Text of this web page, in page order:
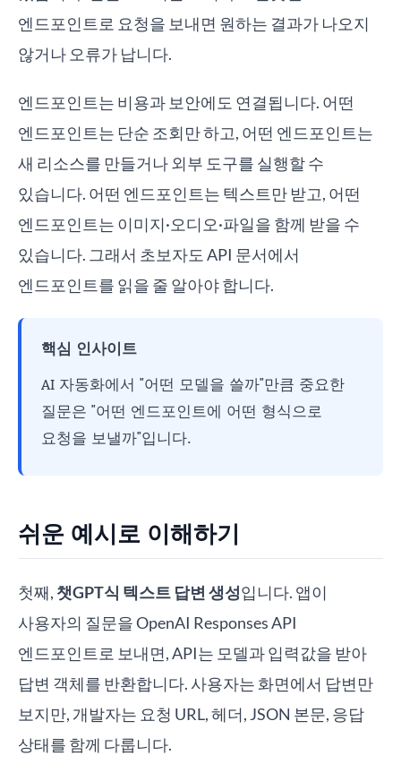
엔드포인트로 요청을 보내면 원하는 결과가 나오지
않거나 오류가 납니다.
엔드포인트는 비용과 보안에도 연결됩니다. 어떤
엔드포인트는 단순 조회만 하고, 어떤 엔드포인트는
새 리소스를 만들거나 외부 도구를 실행할 수
있습니다. 어떤 엔드포인트는 텍스트만 받고, 어떤
엔드포인트는 이미지·오디오·파일을 함께 받을 수
있습니다. 그래서 초보자도 API 문서에서
엔드포인트를 읽을 줄 알아야 합니다.
핵심 인사이트
AI 자동화에서 "어떤 모델을 쓸까"만큼 중요한
질문은 "어떤 엔드포인트에 어떤 형식으로
요청을 보낼까"입니다.
쉬운 예시로 이해하기
첫째,챗GPT식 텍스트 답변 생성입니다. 앱이
사용자의 질문을 OpenAI Responses API
엔드포인트로 보내면, API는 모델과 입력값을 받아
답변 객체를 반환합니다. 사용자는 화면에서 답변만
보지만, 개발자는 요청 URL, 헤더, JSON 본문, 응답
상태를 함께 다룹니다.